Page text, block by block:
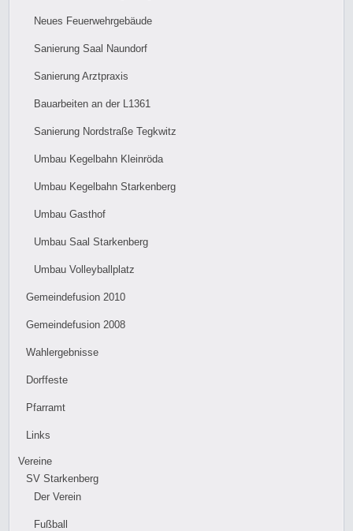
Neues Feuerwehrgebäude
Sanierung Saal Naundorf
Sanierung Arztpraxis
Bauarbeiten an der L1361
Sanierung Nordstraße Tegkwitz
Umbau Kegelbahn Kleinröda
Umbau Kegelbahn Starkenberg
Umbau Gasthof
Umbau Saal Starkenberg
Umbau Volleyballplatz
Gemeindefusion 2010
Gemeindefusion 2008
Wahlergebnisse
Dorffeste
Pfarramt
Links
Vereine
SV Starkenberg
Der Verein
Fußball